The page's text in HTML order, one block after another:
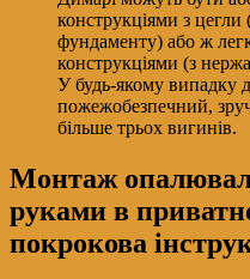
конструкціями з
фундаменту) або ж
конструкціями (з
У будь-якому випадку
пожежобезпечний,
більше трьох вигинів.
Монтаж
руками в
покрокова